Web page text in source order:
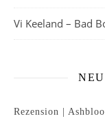
Vi Keeland – Bad
Rezension |